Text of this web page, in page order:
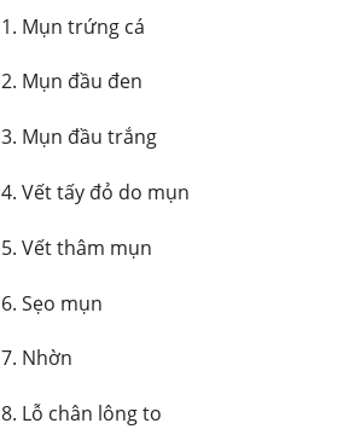
1. Mụn trứng cá
2. Mụn đầu đen
3. Mụn đầu trắng
4. Vết tấy đỏ do mụn
5. Vết thâm mụn
6. Sẹo mụn
7. Nhờn
8. Lỗ chân lông to